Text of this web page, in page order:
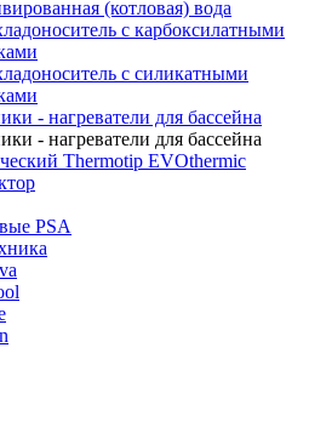
(котловая) вода
с карбоксилатными
с силикатными
- нагреватели для бассейна
- нагреватели для бассейна
Thermotip EVOthermic
PSA